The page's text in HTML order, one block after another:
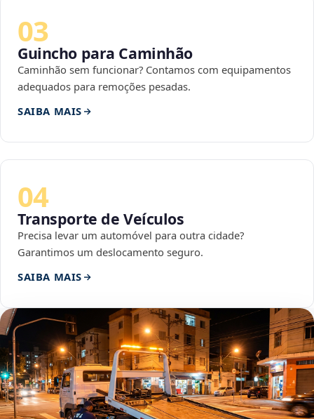
03
Guincho para Caminhão
Caminhão sem funcionar? Contamos com equipamentos
adequados para remoções pesadas.
SAIBA MAIS
04
Transporte de Veículos
Precisa levar um automóvel para outra cidade?
Garantimos um deslocamento seguro.
SAIBA MAIS